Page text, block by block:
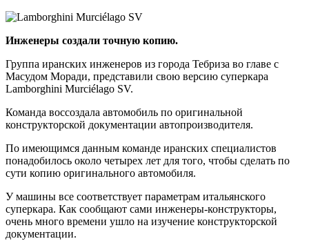
Инженеры создали точную копию.
Группа иранских инженеров из города Тебриза во главе с
Масудом Моради, представили свою версию суперкара
Lamborghini Murciélago SV.
Команда воссоздала автомобиль по оригинальной
конструкторской документации автопроизводителя.
По имеющимся данным команде иранских специалистов
понадобилось около четырех лет для того, чтобы сделать по
сути копию оригинального автомобиля.
У машины все соответствует параметрам итальянского
суперкара. Как сообщают сами инженеры-конструкторы,
очень много времени ушло на изучение конструкторской
документации.